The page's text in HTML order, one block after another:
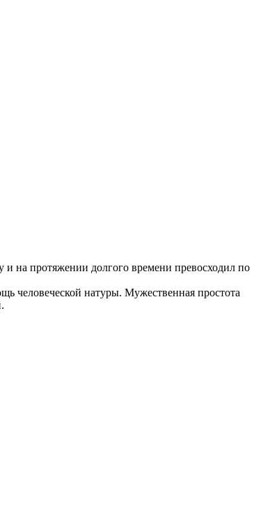
на протяжении долгого времени превосходил по
человеческой натуры. Мужественная простота